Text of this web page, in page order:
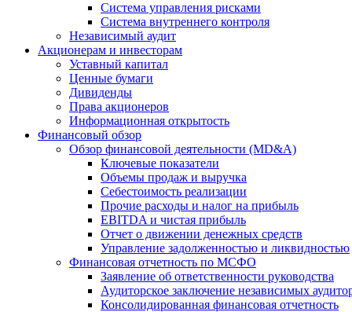
Система управления рисками
Система внутреннего контроля
Независимый аудит
Акционерам и инвесторам
Уставный капитал
Ценные бумаги
Дивиденды
Права акционеров
Информационная открытость
Финансовый обзор
Обзор финансовой деятельности (MD&A)
Ключевые показатели
Объемы продаж и выручка
Себестоимость реализации
Прочие расходы и налог на прибыль
EBITDA и чистая прибыль
Отчет о движении денежных средств
Управление задолженностью и ликвидностью
Финансовая отчетность по МСФО
Заявление об ответственности руководства
Аудиторское заключение независимых
Консолидированная финансовая отчетность